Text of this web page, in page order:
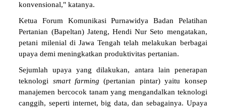
konvensional," katanya.
Ketua Forum Komunikasi Purnawidya Badan Pelatihan
Pertanian (Bapeltan) Jateng, Hendi Nur Seto mengatakan,
petani milenial di Jawa Tengah telah melakukan berbagai
upaya demi meningkatkan produktivitas pertanian.
Sejumlah upaya yang dilakukan, antara lain penerapan
teknologi smart farming (pertanian pintar) yaitu konsep
manajemen bercocok tanam yang mengandalkan teknologi
canggih, seperti internet, big data, dan sebagainya. Upaya